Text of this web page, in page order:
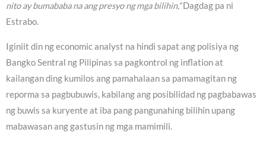
nito ay bumababa na ang presyo ng mga bilihin,”Dagdag pa ni
Estrabo.
Iginiit din ng economic analyst na hindi sapat ang polisiya ng
Bangko Sentral ng Pilipinas sa pagkontrol ng inflation at
kailangan ding kumilos ang pamahalaan sa pamamagitan ng
reporma sa pagbubuwis, kabilang ang posibilidad ng pagbabawas
ng buwis sa kuryente at iba pang pangunahing bilihin upang
mabawasan ang gastusin ng mga mamimili.